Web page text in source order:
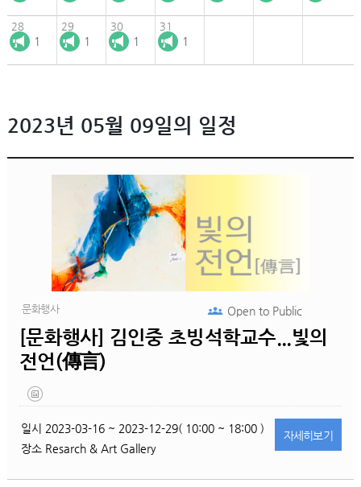
28
1
29
1
30
1
31
1
2023년 05월 09일의 일정
문화행사
[문화행사] 김인중 초빙석학교수...빛의
전언(傳言)
Open toPublic
일시 2023-03-16 ~ 2023-12-29( 10:00 ~ 18:00 )
장소 Resarch & Art Gallery
자세히보기